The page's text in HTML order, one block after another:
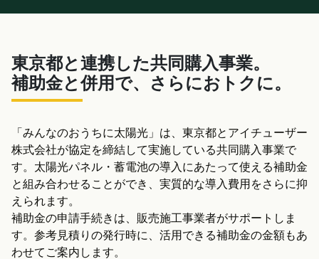
東京都と連携した共同購入事業。
補助金と併用で、さらにおトクに。
「みんなのおうちに太陽光」は、東京都とアイチューザー
株式会社が協定を締結して実施している共同購入事業で
す。太陽光パネル・蓄電池の導入にあたって使える補助金
と組み合わせることができ、実質的な導入費用をさらに抑
えられます。
補助金の申請手続きは、販売施工事業者がサポートしま
す。参考見積りの発行時に、活用できる補助金の金額もあ
わせてご案内します。